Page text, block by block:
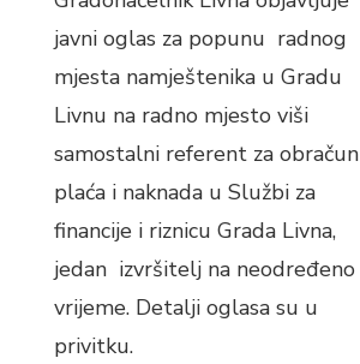
javni oglas za popunu radnog
mjesta namještenika u Gradu
Livnu na radno mjesto viši
samostalni referent za obračun
plaća i naknada u Službi za
financije i riznicu Grada Livna,
jedan izvršitelj na neodređeno
vrijeme. Detalji oglasa su u
privitku.